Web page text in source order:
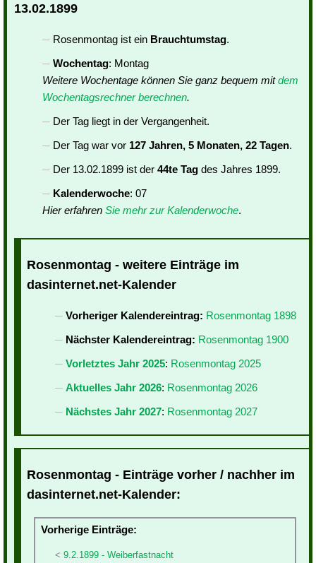
13.02.1899
Rosenmontag ist ein Brauchtumstag.
Wochentag: Montag
Weitere Wochentage können Sie ganz bequem mitdem
Wochentagsrechner berechnen.
Der Tag liegt in der Vergangenheit.
Der Tag war vor 127 Jahren, 5 Monaten, 22 Tagen.
Der 13.02.1899 ist der 44te Tag des Jahres 1899.
Kalenderwoche: 07
Hier erfahren Sie mehr zur Kalenderwoche.
Rosenmontag - weitere Einträge im
dasinternet.net-Kalender
Vorheriger Kalendereintrag: Rosenmontag 1898
Nächster Kalendereintrag: Rosenmontag 1900
Vorletztes Jahr 2025: Rosenmontag 2025
Aktuelles Jahr 2026: Rosenmontag 2026
Nächstes Jahr 2027: Rosenmontag 2027
Rosenmontag - Einträge vorher / nachher im
dasinternet.net-Kalender:
Vorherige Einträge:
9.2.1899 - Weiberfastnacht